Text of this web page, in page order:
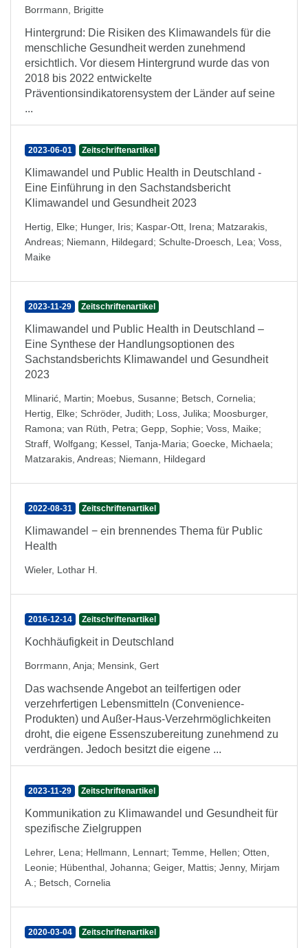
Borrmann, Brigitte
Hintergrund: Die Risiken des Klimawandels für die
menschliche Gesundheit werden zunehmend
ersichtlich. Vor diesem Hintergrund wurde das von
2018 bis 2022 entwickelte
Präventionsindikatorensystem der Länder auf seine
...
2023-06-01 Zeitschriftenartikel
Klimawandel und Public Health in Deutschland -
Eine Einführung in den Sachstandsbericht
Klimawandel und Gesundheit 2023
Hertig, Elke; Hunger, Iris; Kaspar-Ott, Irena; Matzarakis,
Andreas; Niemann, Hildegard; Schulte-Droesch, Lea; Voss,
Maike
2023-11-29 Zeitschriftenartikel
Klimawandel und Public Health in Deutschland –
Eine Synthese der Handlungsoptionen des
Sachstandsberichts Klimawandel und Gesundheit
2023
Mlinarić, Martin; Moebus, Susanne; Betsch, Cornelia;
Hertig, Elke; Schröder, Judith; Loss, Julika; Moosburger,
Ramona; van Rüth, Petra; Gepp, Sophie; Voss, Maike;
Straff, Wolfgang; Kessel, Tanja-Maria; Goecke, Michaela;
Matzarakis, Andreas; Niemann, Hildegard
2022-08-31 Zeitschriftenartikel
Klimawandel − ein brennendes Thema für Public
Health
Wieler, Lothar H.
2016-12-14 Zeitschriftenartikel
Kochhäufigkeit in Deutschland
Borrmann, Anja; Mensink, Gert
Das wachsende Angebot an teilfertigen oder
verzehrfertigen Lebensmitteln (Convenience-
Produkten) und Außer-Haus-Verzehrmöglichkeiten
droht, die eigene Essenszubereitung zunehmend zu
verdrängen. Jedoch besitzt die eigene ...
2023-11-29 Zeitschriftenartikel
Kommunikation zu Klimawandel und Gesundheit für
spezifische Zielgruppen
Lehrer, Lena; Hellmann, Lennart; Temme, Hellen; Otten,
Leonie; Hübenthal, Johanna; Geiger, Mattis; Jenny, Mirjam
A. ; Betsch, Cornelia
2020-03-04 Zeitschriftenartikel